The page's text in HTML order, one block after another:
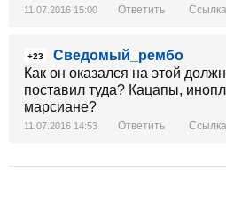
11.07.2016 15:00 Ответить Ссылка
+23
Сведомый_рембо
Как он оказался на этой
поставил туда? Кацапы,
марсиане?
11.07.2016 14:53 Ответить Ссылка